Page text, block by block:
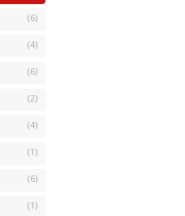
(6)
(4)
(6)
(2)
(4)
(1)
(6)
(1)